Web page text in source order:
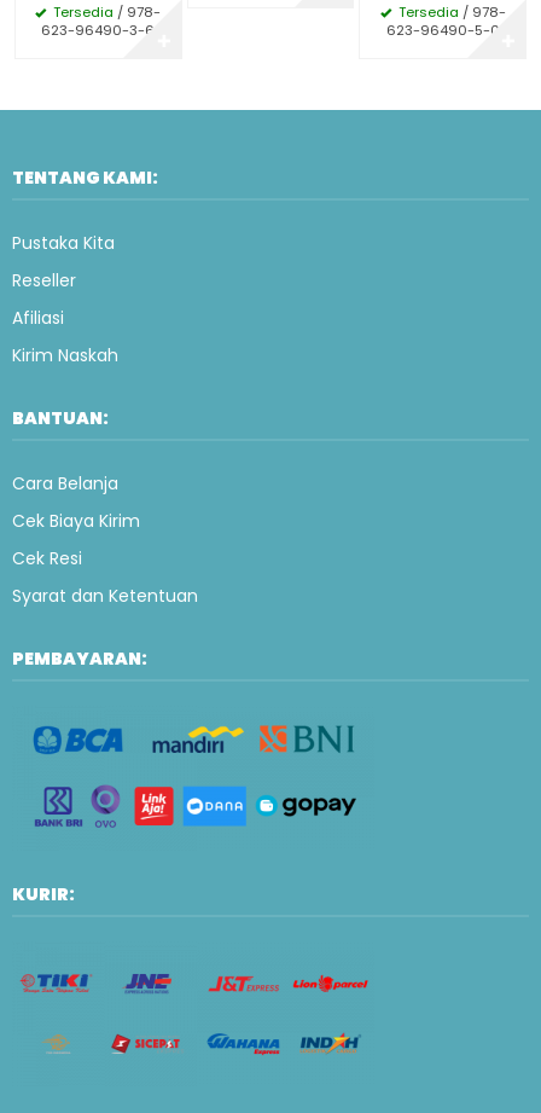
Tersedia / 978-
623-96490-3-6
Tersedia / 978-
623-96490-5-0
TENTANG KAMI:
Pustaka Kita
Reseller
Afiliasi
Kirim Naskah
BANTUAN:
Cara Belanja
Cek Biaya Kirim
Cek Resi
Syarat dan Ketentuan
PEMBAYARAN:
KURIR: